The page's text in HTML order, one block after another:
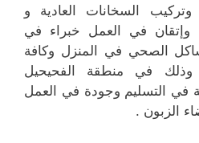
السخانات العادية و
وإتقان في العمل خبراء في
الصحي في المنزل وكافة
وذلك في منطقة الفحيحيل
في التسليم وجودة في العمل
الزبون .